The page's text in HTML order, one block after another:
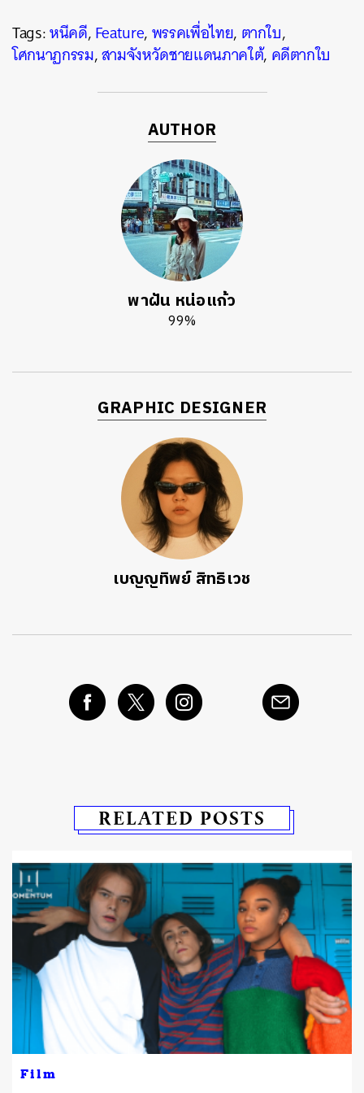
Tags:หนีคดี,Feature,พรรคเพื่อไทย, ตากใบ,
โศกนาฏกรรม,สามจังหวัดชายแดนภาคใต้, คดีตากใบ
AUTHOR
พาฝัน หน่อแก้ว
99%
GRAPHIC DESIGNER
เบญญทิพย์ สิทธิเวช
RELATED POSTS
Film